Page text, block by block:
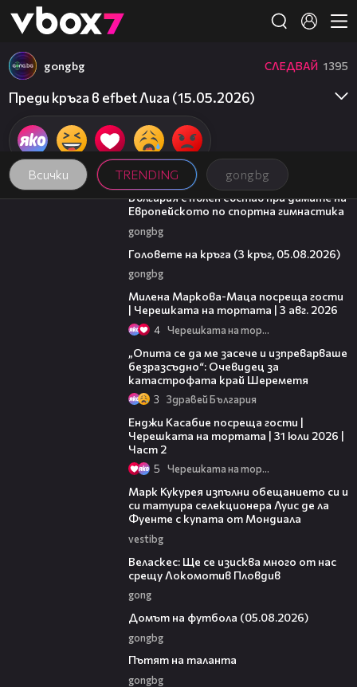
👾
Всички TRENDING gongbg
gongbg СЛЕДВАЙ 1395
Преди кръга в efbet Лига (15.05.2026)
00:47
България с пълен състав при дамите на
Европейското по спортна гимнастика
gongbg
Головете на кръга (3 кръг, 05.08.2026)
gongbg
Милена Маркова-Маца посреща гости
| Черешката на тортата | 3 авг. 2026
4 Черешката на тортата
„Опита се да ме засече и изпреварваше
безразсъдно“: Очевидец за
катастрофата край Шереметя
3 Здравей България
Енджи Касабие посреща гости |
Черешката на тортата | 31 юли 2026 |
Част 2
5 Черешката на тортата
Марк Кукурея изпълни обещанието си и
си татуира селекционера Луис де ла
Фуенте с купата от Мондиала
vestibg
Веласкес: Ще се изисква много от нас
срещу Локомотив Пловдив
gong
Домът на футбола (05.08.2026)
gongbg
Пътят на таланта
gongbg